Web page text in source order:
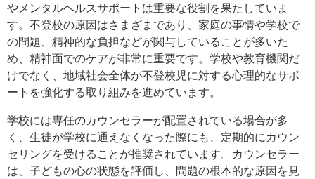
やメンタルヘルスサポートは重要な役割を果たしていま
す。不登校の原因はさまざまであり、家庭の事情や学校で
の問題、精神的な負担などが関与していることが多いた
め、精神面でのケアが非常に重要です。学校や教育機関だ
けでなく、地域社会全体が不登校児に対する心理的なサポ
ートを強化する取り組みを進めています。
学校には専任のカウンセラーが配置されている場合が多
く、生徒が学校に通えなくなった際にも、定期的にカウン
セリングを受けることが推奨されています。カウンセラー
は、子どもの心の状態を評価し、問題の根本的な原因を見